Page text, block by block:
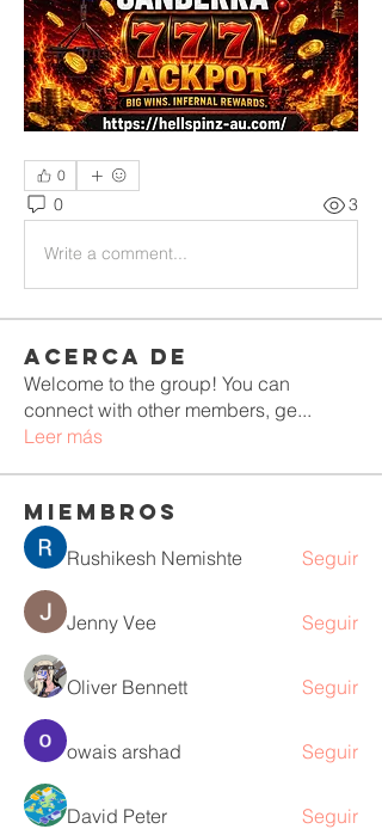
0
0 3
Write a comment...
Acerca de
Welcome to the group! You can
connect with other members, ge...
Leer más
Miembros
Rushikesh Nemishte Seguir
Jenny Vee Seguir
Oliver Bennett Seguir
owais arshad Seguir
David Peter
Seguir